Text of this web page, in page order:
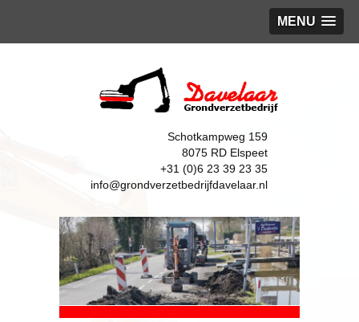
MENU
Schotkampweg 159
8075 RD Elspeet
+31 (0)6 23 39 23 35
info@grondverzetbedrijfdavelaar.nl